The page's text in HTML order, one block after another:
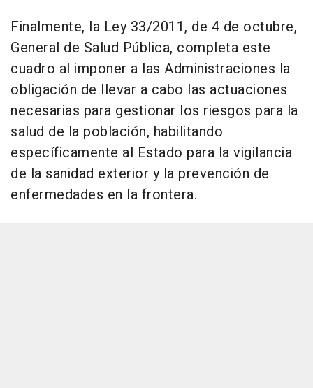
Finalmente, la Ley 33/2011, de 4 de octubre,
General de Salud Pública, completa este
cuadro al imponer a las Administraciones la
obligación de llevar a cabo las actuaciones
necesarias para gestionar los riesgos para la
salud de la población, habilitando
específicamente al Estado para la vigilancia
de la sanidad exterior y la prevención de
enfermedades en la frontera.